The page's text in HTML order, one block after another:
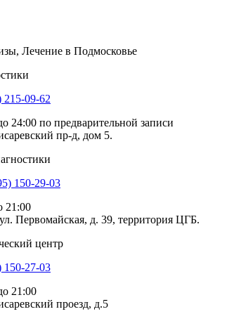
Лечение в Подмосковье
215-09-62
24:00 по предварительной записи
пр-д, дом 5.
150-29-03
21:00
Первомайская, д. 39, территория ЦГБ.
центр
150-27-03
21:00
проезд, д.5